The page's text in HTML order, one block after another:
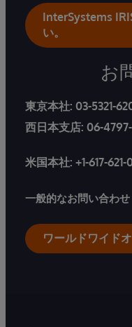
InterSystems
い。
お
東京本社: 03-5321-
西日本支店: 06-
米国本社: +1-617-
一般的なお問い合わせ
ワールドワイド